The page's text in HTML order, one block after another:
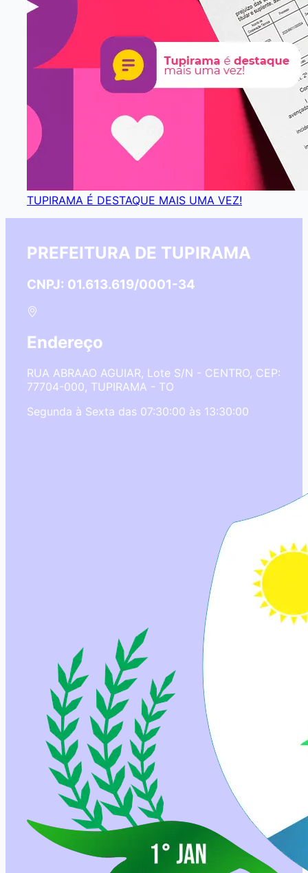
TUPIRAMA É DESTAQUE MAIS UMA VEZ!
PREFEITURA DE TUPIRAMA
CNPJ: 01.613.619/0001-34
Endereço
RUA ABRAAO AGUIAR, Lote S/N - CENTRO, CEP:
77704-000, TUPIRAMA - TO
Segunda à Sexta das 07:30:00 às 13:30:00